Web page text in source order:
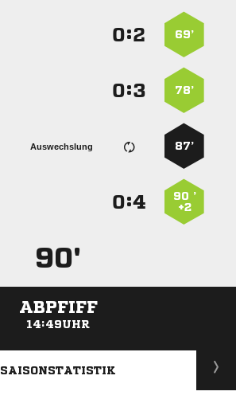
69’
:
78’
:
87’
Auswechslung
90 ’
+2
:
90'
ABPFIFF
14:49UHR
ANZEIGE
SAISONSTATISTIK